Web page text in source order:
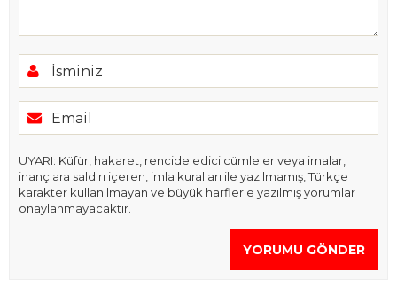
UYARI: Küfür, hakaret, rencide edici cümleler veya imalar,
inançlara saldırı içeren, imla kuralları ile yazılmamış, Türkçe
karakter kullanılmayan ve büyük harflerle yazılmış yorumlar
onaylanmayacaktır.
YORUMU GÖNDER